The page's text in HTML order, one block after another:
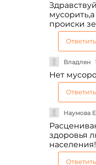
происки
Ответить
Владлен
Нет
Ответить
Наумова
здоровья
Ответить